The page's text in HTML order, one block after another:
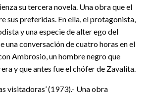
su tercera novela. Una obra que el
sus preferidas. En ella, el protagonista,
y una especie de alter ego del
una conversación de cuatro horas en el
Ambrosio, un hombre negro que
y que antes fue el chófer de Zavalita.
visitadoras’ (1973).- Una obra